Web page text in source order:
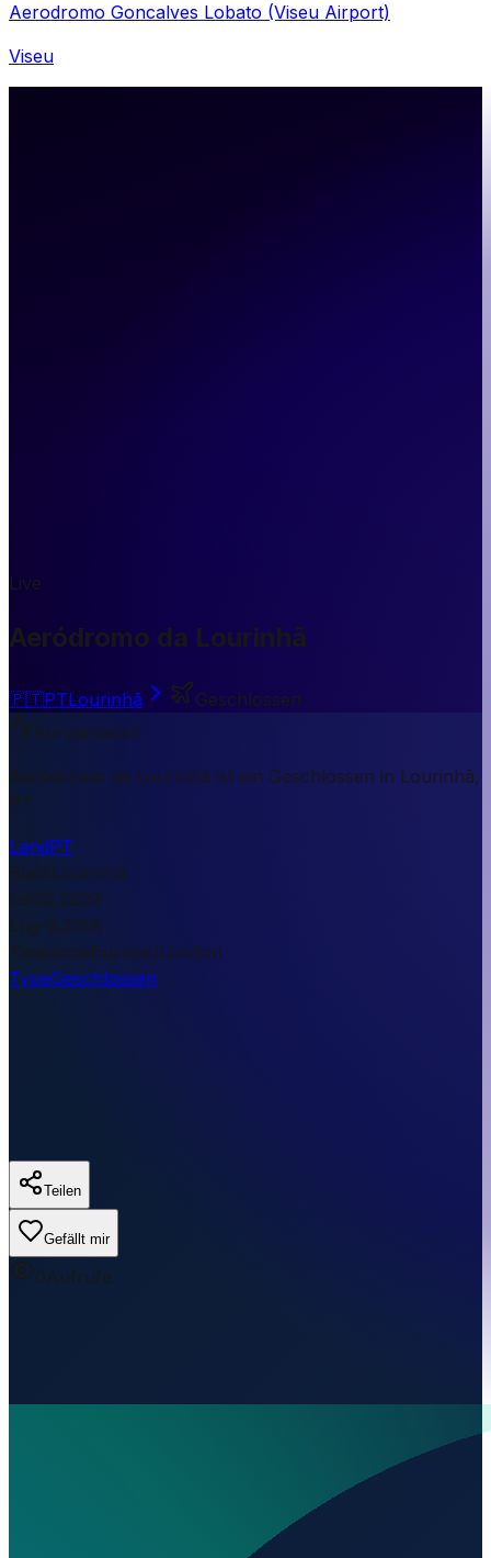
Aerodromo Goncalves Lobato (Viseu Airport)
Viseu
Live
Aeródromo da Lourinhã
🇵🇹PTLourinhã
Geschlossen
Kurzantwort
Aeródromo da Lourinhã ist ein Geschlossen in Lourinhã,
PT.
LandPT
StadtLourinhã
Lat39.2609
Lng-9.3356
TimezoneEurope/London
TypeGeschlossen
Teilen
Gefällt mir
0Aufrufe